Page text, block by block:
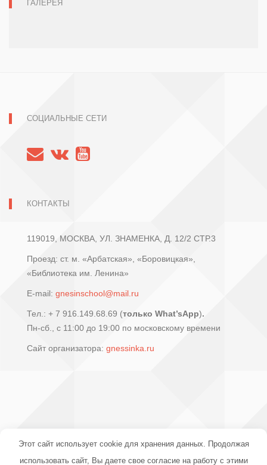
ГАЛЕРЕЯ
СОЦИАЛЬНЫЕ СЕТИ
КОНТАКТЫ
119019, МОСКВА, УЛ. ЗНАМЕНКА, Д. 12/2 СТР.3
Проезд: ст. м. «Арбатская», «Боровицкая»,
«Библиотека им. Ленина»
E-mail: gnesinschool@mail.ru
Тел.: + 7 916.149.68.69 (только What’sApp).
Пн-сб., с 11:00 до 19:00 по московскому времени
Сайт организатора: gnessinka.ru
Этот сайт использует cookie для хранения данных. Продолжая
использовать сайт, Вы даете свое согласие на работу с этими